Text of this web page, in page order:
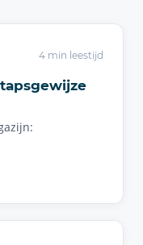
4 min leestijd